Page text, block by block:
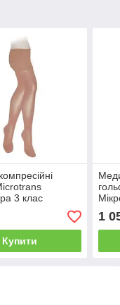
3 клас
2
Купити
2
1